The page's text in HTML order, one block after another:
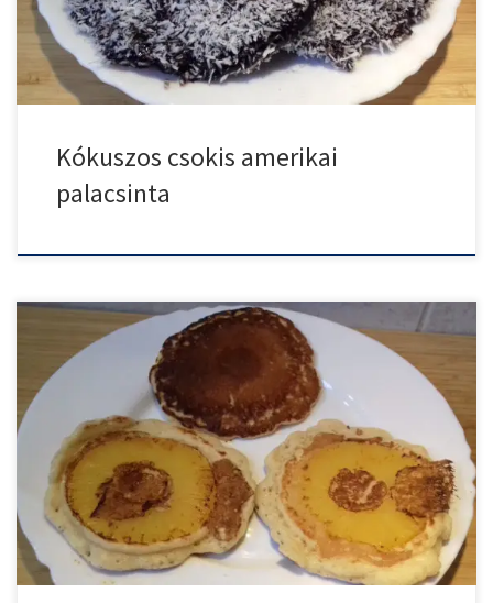
Kókuszos csokis amerikai
palacsinta
Amerikai palacsinta egy kis csavarral, ugyanis a sütés során ananász
[…]